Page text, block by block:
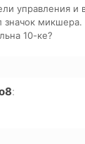
управления и
значок микшера.
10-ке?
: